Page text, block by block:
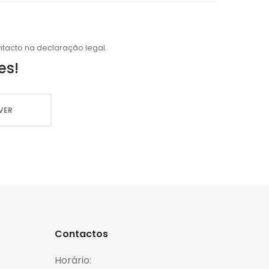
na declaração legal.
Contactos
Horário: